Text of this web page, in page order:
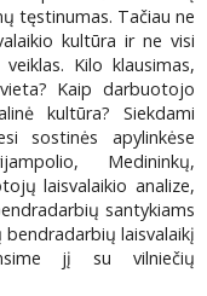
tęstinumas. Tačiau ne
kultūra ir ne visi
Kilo klausimas,
Kaip darbuotojo
kultūra? Siekdami
sostinės apylinkėse
Medininkų,
laisvalaikio analize,
santykiams
laisvalaikį
jį su vilniečių